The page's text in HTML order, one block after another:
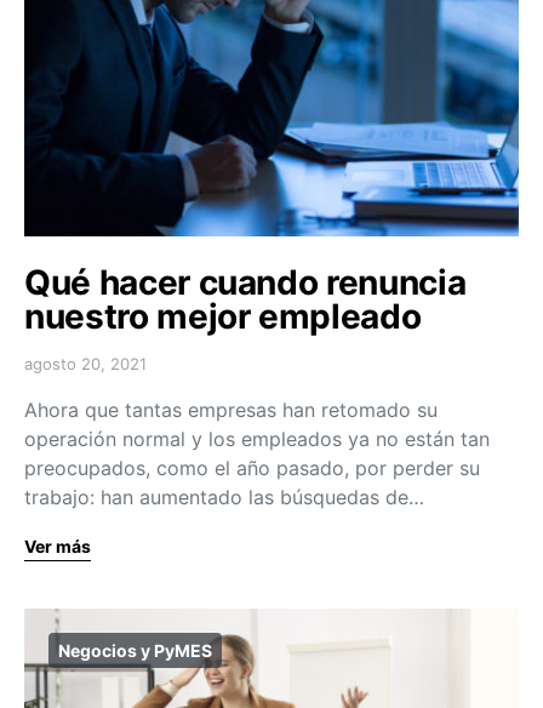
Qué hacer cuando renuncia
nuestro mejor empleado
agosto 20, 2021
Ahora que tantas empresas han retomado su
operación normal y los empleados ya no están tan
preocupados, como el año pasado, por perder su
trabajo: han aumentado las búsquedas de…
Ver más
Negocios y PyMES